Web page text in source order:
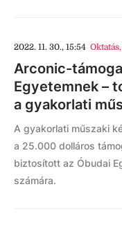
2022. 11. 30., 15:54 Oktatás,
Arconic-
Egyetemnek –
a gyakorlati
A gyakorlati műszaki
a 25.000 dolláros
biztosított az Óbudai
számára.